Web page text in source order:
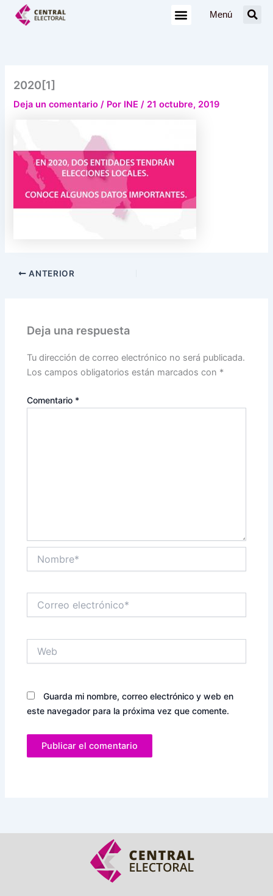
Menú
2020[1]
Deja un comentario / Por INE/ 21 octubre, 2019
ANTERIOR
Deja una respuesta
Tu dirección de correo electrónico no será publicada.
Los campos obligatorios están marcados con *
Comentario *
electrónico*
Guarda mi nombre, correo electrónico y web en
este navegador para la próxima vez que comente.